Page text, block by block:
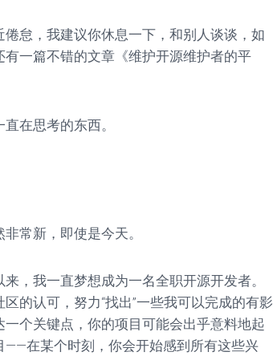
板
JS-
除
噪
音
怠，我建议你休息一下，和别人谈谈，如
一篇不错的文章《维护开源维护者的平
在思考的东西。
常新，即使是今天。
，我一直梦想成为一名全职开源开发者。
的认可，努力“找出”一些我可以完成的有影
个关键点，你的项目可能会出乎意料地起
——在某个时刻，你会开始感到所有这些兴